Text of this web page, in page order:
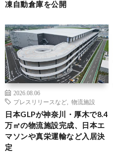
凍自動倉庫を公開
2026.08.06
プレスリリースなど
物流施設
日本GLPが神奈川・厚木で8.4
万㎡の物流施設完成、日本エ
マソンや真栄運輸など入居決
定